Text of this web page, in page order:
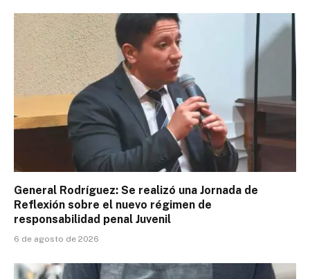
General Rodríguez: Se realizó una Jornada de
Reflexión sobre el nuevo régimen de
responsabilidad penal Juvenil
6 de agosto de 2026